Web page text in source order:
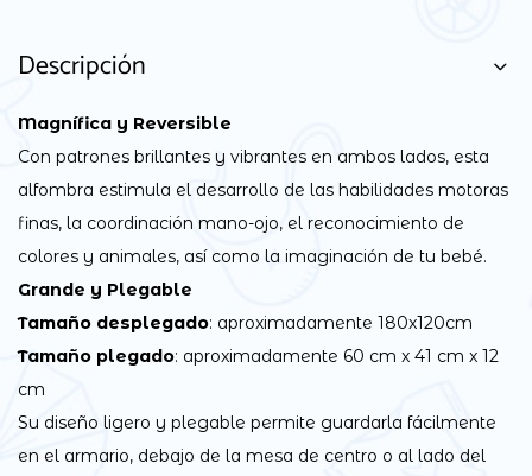
Descripción
Magnífica y Reversible
Con patrones brillantes y vibrantes en ambos lados, esta
alfombra estimula el desarrollo de las habilidades motoras
finas, la coordinación mano-ojo, el reconocimiento de
colores y animales, así como la imaginación de tu bebé.
Grande y Plegable
Tamaño desplegado: aproximadamente 180x120cm
Tamaño plegado: aproximadamente 60 cm x 41 cm x 12
cm
Su diseño ligero y plegable permite guardarla fácilmente
en el armario, debajo de la mesa de centro o al lado del